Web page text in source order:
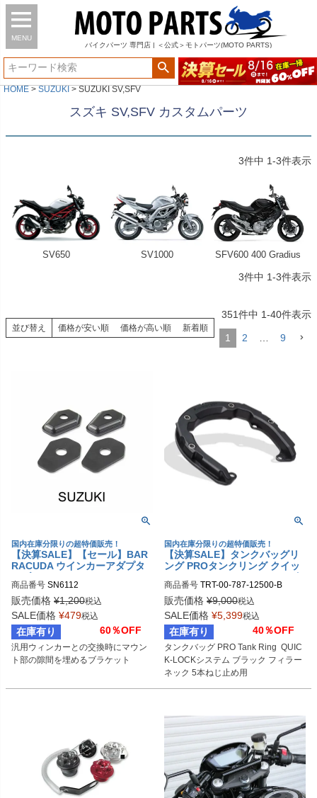
MENU
バイク パーツ 専門店 | ＜公式＞モトパーツ(MOTO PARTS)
HOME SUZUKI SUZUKI SV,SFV
スズキ SV,SFV カスタムパーツ
3件中 1-3件表示
SV650 SV1000 SFV600 400 Gradius
3件中 1-3件表示
並び替え 価格が安い順 価格が高い順 新着順
351件中 1-40件表示
1 2 … 9
国内在庫分限りの超特価販売！
【決算SALE】【セール】BAR
RACUDA ウインカーアダプタ
商品番号 SN6112
販売価格 ¥1,200税込
SALE価格 ¥479税込
在庫有り 60％OFF
汎用ウィンカーとの交換時にマウン
ト部の隙間を埋めるブラケット
国内在庫分限りの超特価販売！
【決算SALE】タンクバッグリ
ング PROタンクリング クイッ
キ 5本ねじ止め用SW-MOTECH
商品番号 TRT-00-787-12500-B
TRT.00.787.12500/B
販売価格 ¥9,000税込
SALE価格 ¥5,399税込
在庫有り 40％OFF
タンクバッグ PRO Tank Ring  QUIC
K-LOCKシステム ブラック フィラー
ネック 5本ねじ止め用